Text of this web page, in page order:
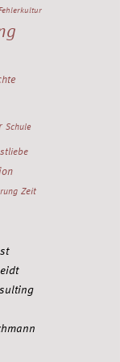
Schule
Zeit